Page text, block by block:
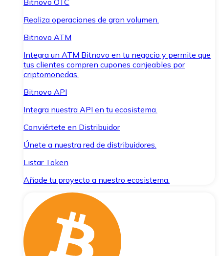
Bitnovo OTC
Realiza operaciones de gran volumen.
Bitnovo ATM
Integra un ATM Bitnovo en tu negocio y permite que
tus clientes compren cupones canjeables por
criptomonedas.
Bitnovo API
Integra nuestra API en tu ecosistema.
Conviértete en Distribuidor
Únete a nuestra red de distribuidores.
Listar Token
Añade tu proyecto a nuestro ecosistema.